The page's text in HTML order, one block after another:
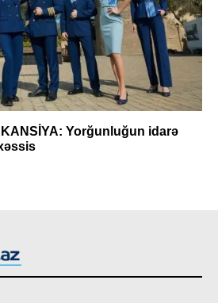
Yorğunluğun idarə